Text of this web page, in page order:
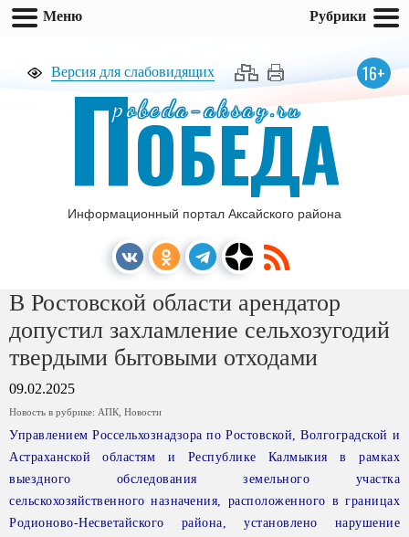
Версия для слабовидящих 16+
pobeda-aksay.ru
ПОБЕДА
Информационный портал Аксайского района
В Ростовской области арендатор
допустил захламление сельхозугодий
твердыми бытовыми отходами
09.02.2025
Новость в рубрике: АПК Новости
Управлением Россельхознадзора по Ростовской, Волгоградской и
Астраханской областям и Республике Калмыкия в рамках
выездного обследования земельного участка
сельскохозяйственного назначения, расположенного в границах
Родионово-Несветайского района, установлено нарушение
Меню Рубрики